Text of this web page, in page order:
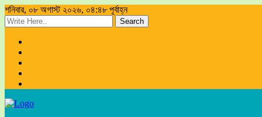
শনিবার, ০৮ অগাস্ট ২০২৬, ০৪:৪৮ পূর্বাহ্ন
Search